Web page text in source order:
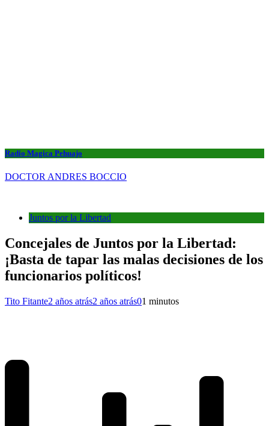
Radio Magica Pehuajo
DOCTOR ANDRES BOCCIO
Juntos por la Libertad
Concejales de Juntos por la Libertad:
¡Basta de tapar las malas decisiones de los
funcionarios políticos!
Tito Fitante2 años atrás2 años atrás01 minutos